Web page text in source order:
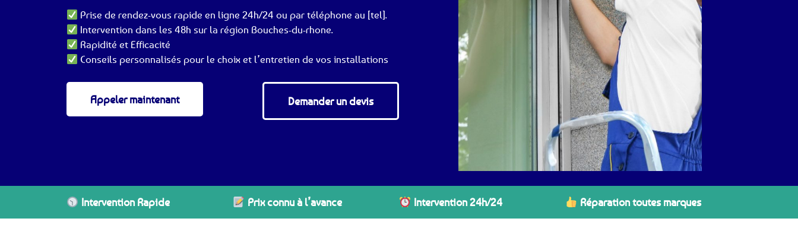
Prise de rendez-vous rapide en ligne 24h/24 ou par téléphone au [tel].
Intervention dans les 48h sur la région Bouches-du-rhone.
Rapidité et Efficacité
Conseils personnalisés pour le choix et l’entretien de vos installations
Appeler maintenant Demander un devis
Intervention Rapide Prix connu à l’avance Intervention 24h/24 Réparation toutes marques